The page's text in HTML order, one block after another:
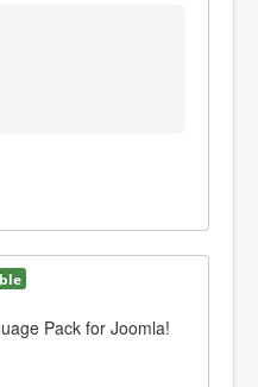
Pack for Joomla!